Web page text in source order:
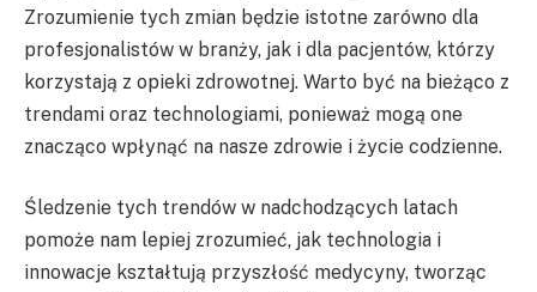
Zrozumienie tych zmian będzie istotne zarówno dla
profesjonalistów w branży, jak i dla pacjentów, którzy
korzystają z opieki zdrowotnej. Warto być na bieżąco z
trendami oraz technologiami, ponieważ mogą one
znacząco wpłynąć na nasze zdrowie i życie codzienne.
Śledzenie tych trendów w nadchodzących latach
pomoże nam lepiej zrozumieć, jak technologia i
innowacje kształtują przyszłość medycyny, tworząc